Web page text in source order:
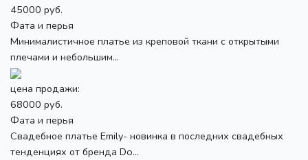
45000 руб.
Фата и перья
Минималистичное платье из креповой ткани с открытыми
плечами и небольшим...
цена продажи:
68000 руб.
Фата и перья
Свадебное платье Emily- новинка в последних свадебных
тенденциях от бренда Do...